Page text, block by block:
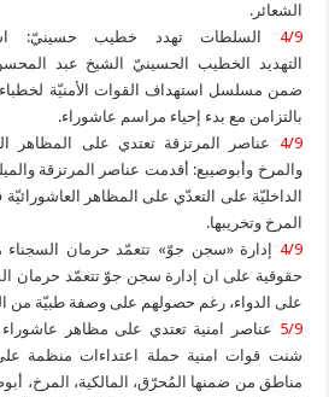
الشعائر.
4/9
السلطات تهدد خطيب حسينيّ:
التهديد الخطيب الحسينيّ الشيخ عبد
ضمن مسلسل استهداف القوات الأمنيّة لخطباء
بالتزامن مع بدء إحياء مراسم عاشوراء.
4/9
عناصر المرتزقة تعتدي على المظاهر
والمرخ وأبوصيبع: أقدمت عناصر المرتزقة
الداخليّة على التعدّي على المظاهر
المرخ وتخريبها.
4/9
إدارة «سجن جوّ» تتعمّد حرمان
حقوقية على ان إدارة سجن جوّ تتعمّد حرمان
على الدواء، رغم حصولهم على وصفة طبيّة من
5/9 عناصر امنية تعتدي على مظاهر
شنت قوات امنية حملة اعتداءات منظمة
مناطق من ضمنها المُحرّق، المالكية، المرخ،